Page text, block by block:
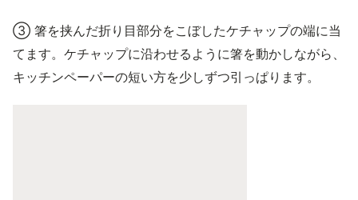
③ 箸を挟んだ折り目部分をこぼしたケチャップの端に当
てます。ケチャップに沿わせるように箸を動かしながら、
キッチンペーパーの短い方を少しずつ引っぱります。